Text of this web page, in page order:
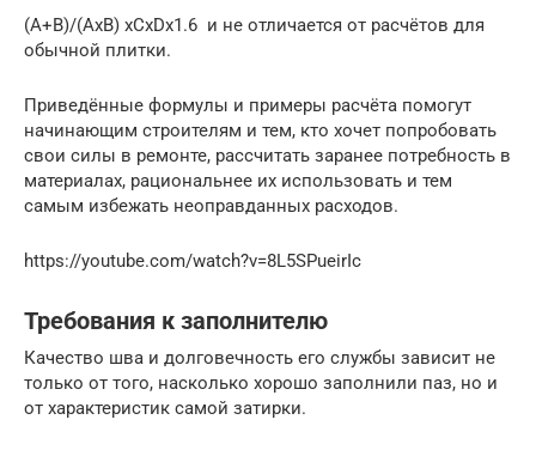
(A+B)/(AxB) xCxDx1.6 и не отличается от расчётов для
обычной плитки.
Приведённые формулы и примеры расчёта помогут
начинающим строителям и тем, кто хочет попробовать
свои силы в ремонте, рассчитать заранее потребность в
материалах, рациональнее их использовать и тем
самым избежать неоправданных расходов.
https://youtube.com/watch?v=8L5SPueirIc
Требования к заполнителю
Качество шва и долговечность его службы зависит не
только от того, насколько хорошо заполнили паз, но и
от характеристик самой затирки.